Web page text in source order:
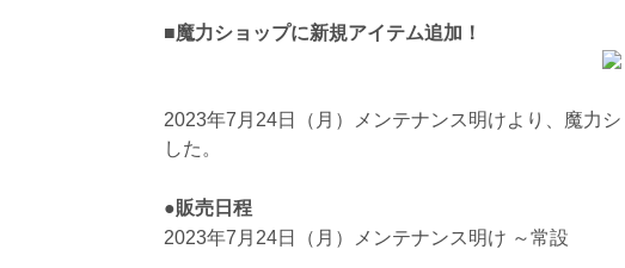
■魔力ショップに新規アイテム追加！
2023年7月24日（月）メンテナンス明けより、魔力
した。
●販売日程
2023年7月24日（月）メンテナンス明け ～常設